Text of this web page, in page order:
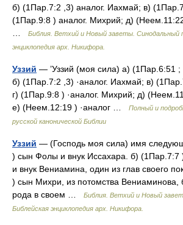
б) (1Пар.7:2 ,3) аналог. Иахмай; в)
(1Пар.9:8 ) аналог. Михрий; д)
Библия. Ветхий и Новый заветы. Синодальный
энциклопедия арх. Никифора.
Уззий — ’Уззий (моя сила) а) (1Пар.6:51
б) (1Пар.7:2 ,3) ·аналог. Иахмай; в)
г) (1Пар.9:8 ) ·аналог. Михрий; д)
е) (Неем.12:19 ) ·аналог …
Полный и
русской канонической Библии
Уззий — (Господь моя сила) имя
) сын Фолы и внук Иссахара. б) (1Пар.7:7
и внук Вениамина, один из глав своего
) сын Михри, из потомства Вениаминова,
рода в своем …
Библия. Ветхий и Новый
Библейская энциклопедия арх. Никифора.